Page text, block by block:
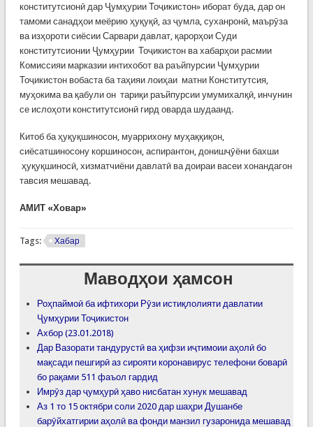
конститутсионӣ дар Ҷумҳурии Тоҷикистон» иборат буда, дар он
тамоми санадҳои меёрию ҳуқуқӣ, аз ҷумла, суханронӣ, маърӯза
ва изҳороти сиёсии Сарвари давлат, қарорҳои Суди
конститутсионии Ҷумҳурии Тоҷикистон ва хабарҳои расмии
Комиссияи марказии интихобот ва раъйпурсии Ҷумҳурии
Тоҷикистон вобаста ба таҳияи лоиҳаи матни Конститутсия,
муҳокима ва қабули он тариқи раъйпурсии умумихалқӣ, инчунин
се ислоҳоти конститутсионӣ гирд оварда шудаанд.
Китоб ба ҳуқуқшиносон, муаррихону муҳаққиқон,
сиёсатшиносону коршиносон, аспирантон, донишҷӯёни бахши
ҳуқуқшиносӣ, хизматчиёни давлатӣ ва доираи васеи хонандагон
тавсия мешавад.
АМИТ «Ховар»
Tags: Хабар
Маводҳои ҳамсон
Роҳпаймоӣ ба ифтихори Рӯзи истиқлолияти давлатии
Ҷумҳурии Тоҷикистон
Ахбор (23.01.2018)
Дар Вазорати тандурустӣ ва ҳифзи иҷтимоии аҳолӣ бо
мақсади пешгирӣ аз сирояти коронавирус телефони боварӣ
бо рақами 511 фаъол гардид
Имрӯз дар ҷумҳурӣ ҳаво нисбатан хунук мешавад
Аз 1 то 15 октябри соли 2020 дар шаҳри Душанбе
барӯйхатгирии аҳолӣ ва фонди манзил гузаронида мешавад